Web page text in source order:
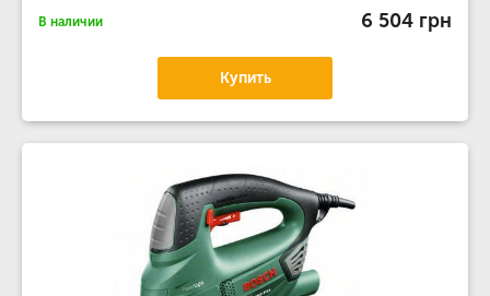
В наличии 6 504 грн
Купить